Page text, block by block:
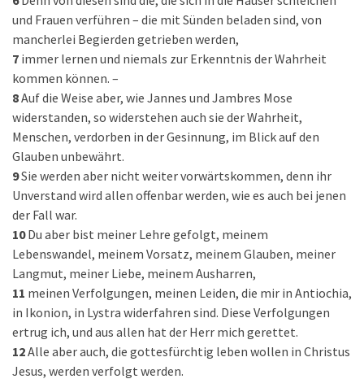
und Frauen verführen – die mit Sünden beladen sind, von
mancherlei Begierden getrieben werden,
7 immer lernen und niemals zur Erkenntnis der Wahrheit
kommen können. –
8Auf die Weise aber, wie Jannes und Jambres Mose
widerstanden, so widerstehen auch sie der Wahrheit,
Menschen, verdorben in der Gesinnung, im Blick auf den
Glauben unbewährt.
9Sie werden aber nicht weiter vorwärtskommen, denn ihr
Unverstand wird allen offenbar werden, wie es auch bei jenen
der Fall war.
10 Du aber bist meiner Lehre gefolgt, meinem
Lebenswandel, meinem Vorsatz, meinem Glauben, meiner
Langmut, meiner Liebe, meinem Ausharren,
11 meinen Verfolgungen, meinen Leiden, die mir in Antiochia,
in Ikonion, in Lystra widerfahren sind. Diese Verfolgungen
ertrug ich, und aus allen hat der Herr mich gerettet.
12Alle aber auch, die gottesfürchtig leben wollen in Christus
Jesus, werden verfolgt werden.